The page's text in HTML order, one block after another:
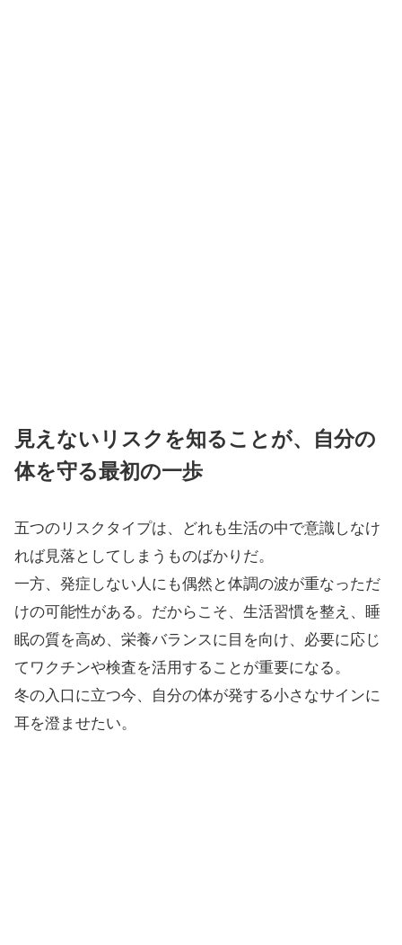
見えないリスクを知ることが、自分の
体を守る最初の一歩
五つのリスクタイプは、どれも生活の中で意識しなけ
れば見落としてしまうものばかりだ。
一方、発症しない人にも偶然と体調の波が重なっただ
けの可能性がある。だからこそ、生活習慣を整え、睡
眠の質を高め、栄養バランスに目を向け、必要に応じ
てワクチンや検査を活用することが重要になる。
冬の入口に立つ今、自分の体が発する小さなサインに
耳を澄ませたい。